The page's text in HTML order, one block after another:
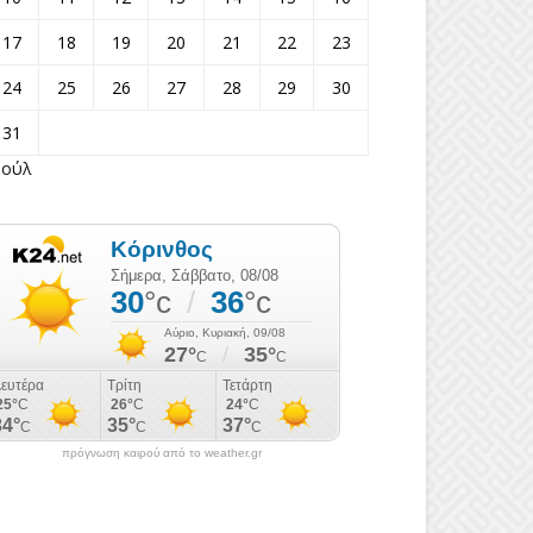
17
18 19 20 21 22
23
24
25 26 27 28 29
30
31
πρόγνωση καιρού από το weather.gr